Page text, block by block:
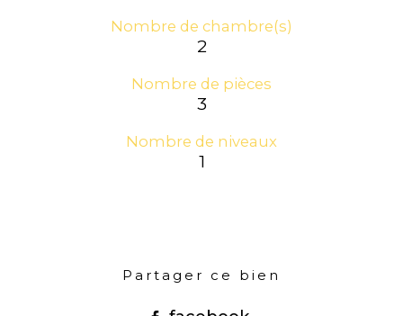
Nombre de chambre(s)
2
Nombre de pièces
3
Nombre de niveaux
1
Partager ce bien